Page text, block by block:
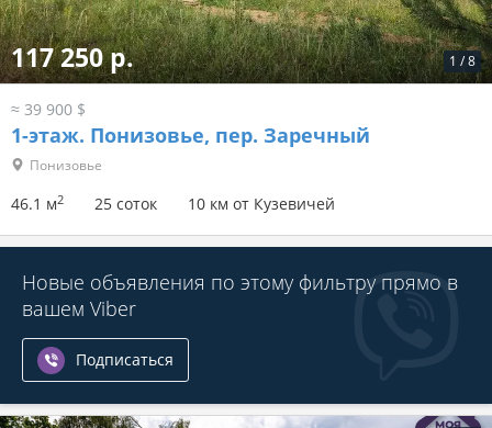
1 /8
117 250 р.
≈ 39 900 $
1-этаж. Понизовье, пер. Заречный
Понизовье
46.1 м2 25 соток 10 км от Кузевичей
Новые объявления по этому фильтру прямо в
вашем Viber
Подписаться